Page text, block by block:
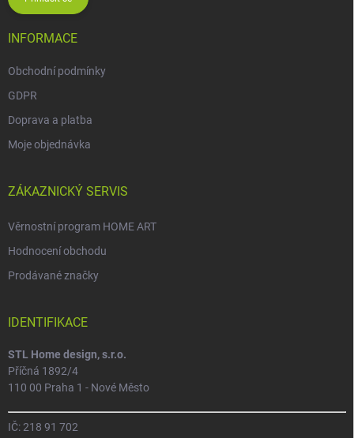
INFORMACE
Obchodní podmínky
GDPR
Doprava a platba
Moje objednávka
ZÁKAZNICKÝ SERVIS
Věrnostní program HOME ART
Hodnocení obchodu
Prodávané značky
IDENTIFIKACE
STL Home design, s.r.o.
Příčná 1892/4
110 00 Praha 1 - Nové Město
IČ: 218 91 702